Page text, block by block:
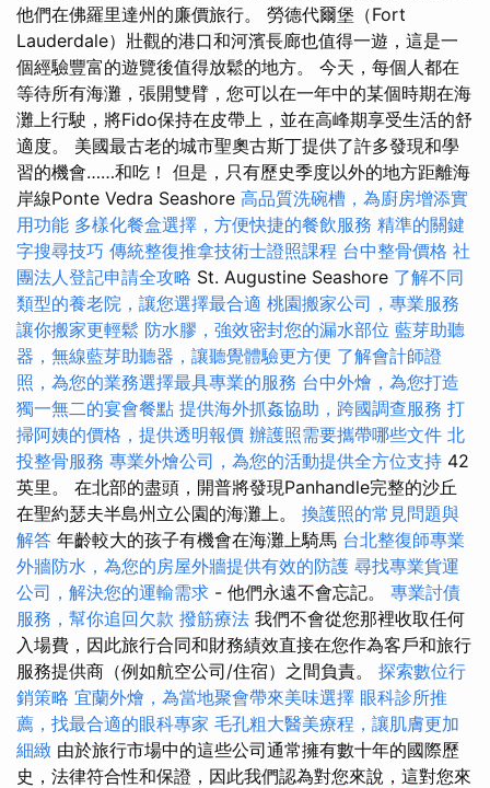
他們在佛羅里達州的廉價旅行。 勞德代爾堡（Fort
Lauderdale）壯觀的港口和河濱長廊也值得一遊，這是一
個經驗豐富的遊覽後值得放鬆的地方。 今天，每個人都在
等待所有海灘，張開雙臂，您可以在一年中的某個時期在海
灘上行駛，將Fido保持在皮帶上，並在高峰期享受生活的舒
適度。 美國最古老的城市聖奧古斯丁提供了許多發現和學
習的機會……和吃！ 但是，只有歷史季度以外的地方距離海
岸線Ponte Vedra Seashore 高品質洗碗槽，為廚房增添實
用功能 多樣化餐盒選擇，方便快捷的餐飲服務 精準的關鍵
字搜尋技巧 傳統整復推拿技術士證照課程 台中整骨價格 社
團法人登記申請全攻略 St. Augustine Seashore 了解不同
類型的養老院，讓您選擇最合適 桃園搬家公司，專業服務
讓你搬家更輕鬆 防水膠，強效密封您的漏水部位 藍芽助聽
器，無線藍芽助聽器，讓聽覺體驗更方便 了解會計師證
照，為您的業務選擇最具專業的服務 台中外燴，為您打造
獨一無二的宴會餐點 提供海外抓姦協助，跨國調查服務 打
掃阿姨的價格，提供透明報價 辦護照需要攜帶哪些文件 北
投整骨服務 專業外燴公司，為您的活動提供全方位支持 42
英里。 在北部的盡頭，開普將發現Panhandle完整的沙丘
在聖約瑟夫半島州立公園的海灘上。 換護照的常見問題與
解答 年齡較大的孩子有機會在海灘上騎馬 台北整復師專業
外牆防水，為您的房屋外牆提供有效的防護 尋找專業貨運
公司，解決您的運輸需求 - 他們永遠不會忘記。 專業討債
服務，幫你追回欠款 撥筋療法 我們不會從您那裡收取任何
入場費，因此旅行合同和財務績效直接在您作為客戶和旅行
服務提供商（例如航空公司/住宿）之間負責。 探索數位行
銷策略 宜蘭外燴，為當地聚會帶來美味選擇 眼科診所推
薦，找最合適的眼科專家 毛孔粗大醫美療程，讓肌膚更加
細緻 由於旅行市場中的這些公司通常擁有數十年的國際歷
史，法律符合性和保證，因此我們認為對您來說，這對您來